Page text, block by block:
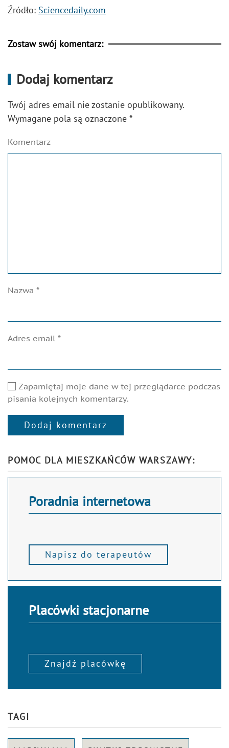
Źródło: Sciencedaily.com
Zostaw swój komentarz:
Dodaj komentarz
Twój adres email nie zostanie opublikowany.
Wymagane pola są oznaczone *
Komentarz
Nazwa *
Adres email *
Zapamiętaj moje dane w tej przeglądarce podczas
pisania kolejnych komentarzy.
Dodaj komentarz
POMOC DLA MIESZKAŃCÓW WARSZAWY:
Poradnia internetowa
Napisz do terapeutów
Placówki stacjonarne
Znajdź placówkę
TAGI